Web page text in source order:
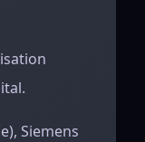
Siemens